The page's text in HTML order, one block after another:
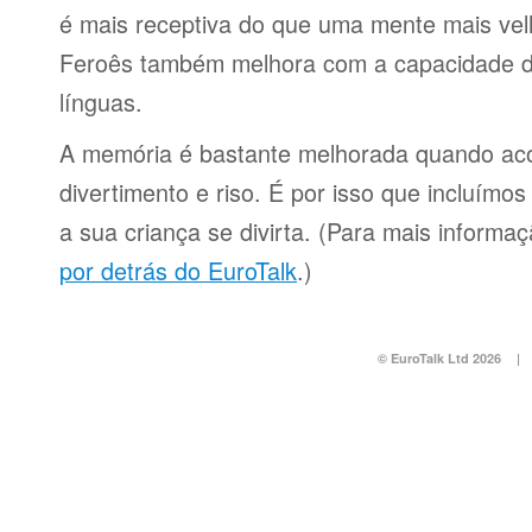
é mais receptiva do que uma mente mais
Feroês também melhora com a capacidade
línguas.
A memória é bastante melhorada quando
divertimento e riso. É por isso que
a sua criança se divirta. (Para mais
por detrás do EuroTalk.)
© EuroTalk Ltd 2026 |